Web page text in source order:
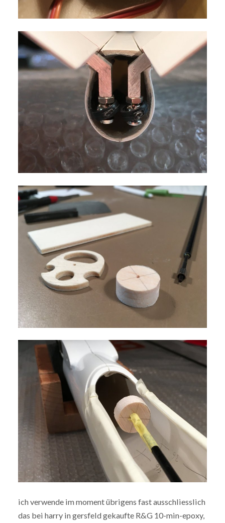
ich verwende im moment übrigens fast ausschliesslich
das bei harry in gersfeld gekaufte R&G 10-min-epoxy,